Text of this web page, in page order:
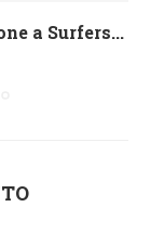
a Surfers...